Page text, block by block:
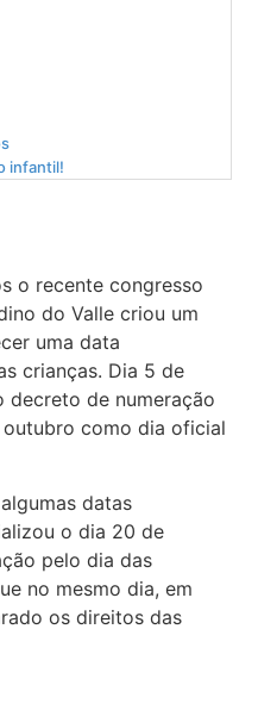
infantil!
o recente congresso
do Valle criou um
uma data
crianças. Dia 5 de
decreto de numeração
outubro como dia oficial
datas
o dia 20 de
pelo dia das
no mesmo dia, em
os direitos das